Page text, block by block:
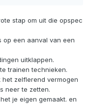
stap om uit die opspec
op een aanval van een
uitklappen.
trainen technieken.
zelflerend vermogen
neer te zetten.
je eigen gemaakt. en